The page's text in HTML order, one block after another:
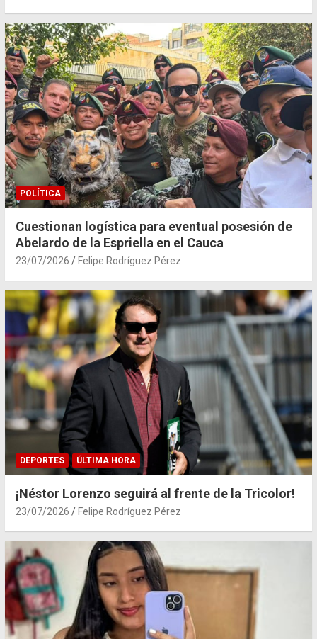
POLÍTICA
Cuestionan logística para eventual posesión de
Abelardo de la Espriella en el Cauca
23/07/2026 Felipe Rodríguez Pérez
DEPORTES ÚLTIMA HORA
¡Néstor Lorenzo seguirá al frente de la Tricolor!
23/07/2026 Felipe Rodríguez Pérez